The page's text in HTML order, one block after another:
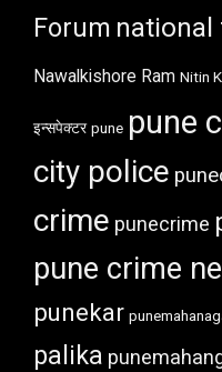
Forum national
Nawalkishore Ram Nitin
इन्सपेक्टर pune pune
city police
crime punecrime
pune crime
punekar
palika